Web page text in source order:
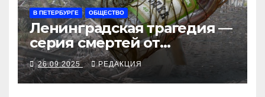
В ПЕТЕРБУРГЕ ОБЩЕСТВО
Ленинградская трагедия —
серия смертей от
алкосуррогата
26.09.2025 РЕДАКЦИЯ